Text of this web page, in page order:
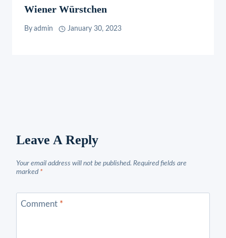
Wiener Würstchen
By admin January 30, 2023
Leave A Reply
Your email address will not be published. Required fields are
marked *
Comment *